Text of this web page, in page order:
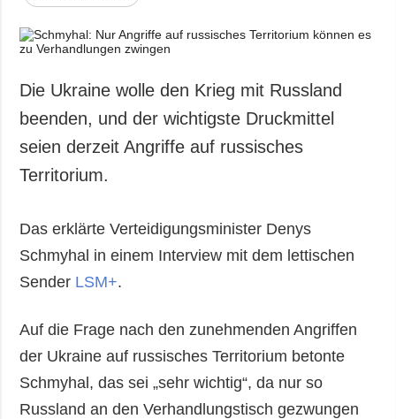
Die Ukraine wolle den Krieg mit Russland
beenden, und der wichtigste Druckmittel
seien derzeit Angriffe auf russisches
Territorium.
Das erklärte Verteidigungsminister Denys
Schmyhal in einem Interview mit dem lettischen
Sender LSM+.
Auf die Frage nach den zunehmenden Angriffen
der Ukraine auf russisches Territorium betonte
Schmyhal, das sei „sehr wichtig“, da nur so
Russland an den Verhandlungstisch gezwungen